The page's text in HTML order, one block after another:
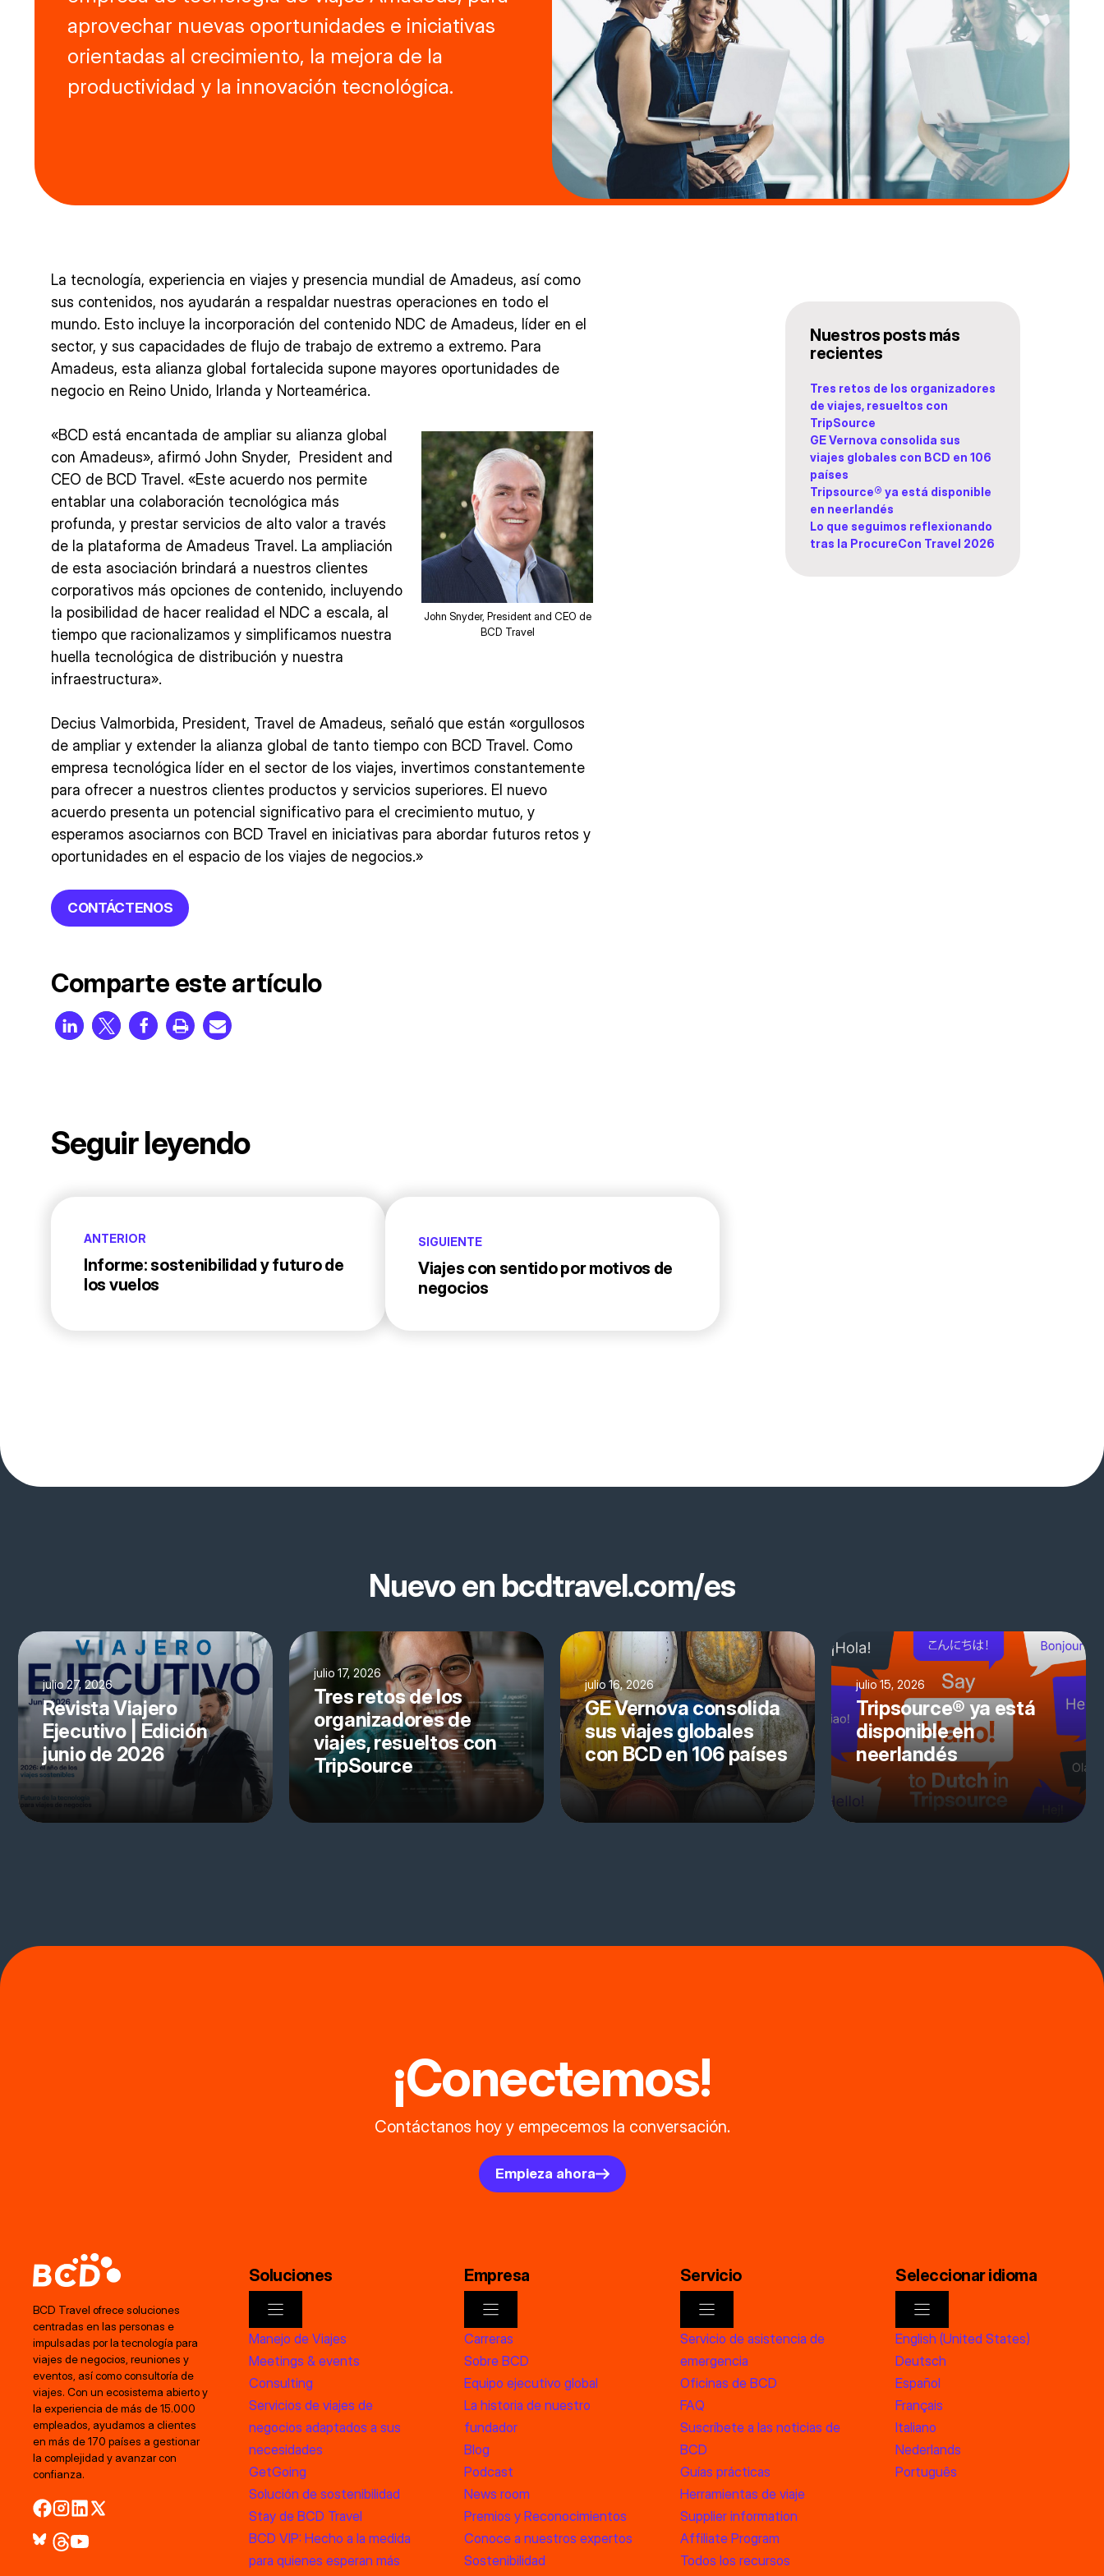
aprovechar nuevas oportunidades e iniciativas
orientadas al crecimiento, la mejora de la
productividad y la innovación tecnológica.
La tecnología, experiencia en viajes y presencia mundial de Amadeus, así como
sus contenidos, nos ayudarán a respaldar nuestras operaciones en todo el
mundo. Esto incluye la incorporación del contenido NDC de Amadeus, líder en el
sector, y sus capacidades de flujo de trabajo de extremo a extremo. Para
Amadeus, esta alianza global fortalecida supone mayores oportunidades de
negocio en Reino Unido, Irlanda y Norteamérica.
John Snyder, President and CEO de
BCD Travel
«BCD está encantada de ampliar su alianza global
con Amadeus», afirmó John Snyder, President and
CEO de BCD Travel. «Este acuerdo nos permite
entablar una colaboración tecnológica más
profunda, y prestar servicios de alto valor a través
de la plataforma de Amadeus Travel. La ampliación
de esta asociación brindará a nuestros clientes
corporativos más opciones de contenido, incluyendo
la posibilidad de hacer realidad el NDC a escala, al
tiempo que racionalizamos y simplificamos nuestra
huella tecnológica de distribución y nuestra
infraestructura».
Decius Valmorbida, President, Travel de Amadeus, señaló que están «orgullosos
de ampliar y extender la alianza global de tanto tiempo con BCD Travel. Como
empresa tecnológica líder en el sector de los viajes, invertimos constantemente
para ofrecer a nuestros clientes productos y servicios superiores. El nuevo
acuerdo presenta un potencial significativo para el crecimiento mutuo, y
esperamos asociarnos con BCD Travel en iniciativas para abordar futuros retos y
oportunidades en el espacio de los viajes de negocios.»
CONTÁCTENOS
Comparte este artículo
Seguir leyendo
ANTERIOR
Informe: sostenibilidad y futuro de
los vuelos
SIGUIENTE
Viajes con sentido por motivos de
negocios
Nuestros posts más
recientes
Tres retos de los organizadores
de viajes, resueltos con
TripSource
GE Vernova consolida sus
viajes globales con BCD en 106
países
Tripsource® ya está disponible
en neerlandés
Lo que seguimos reflexionando
tras la ProcureCon Travel 2026
Nuevo en bcdtravel.com/es
julio 27, 2026
Revista Viajero
Ejecutivo | Edición
junio de 2026
julio 17, 2026
Tres retos de los
organizadores de
viajes, resueltos con
TripSource
julio 16, 2026
GE Vernova consolida
sus viajes globales
con BCD en 106 países
julio 15, 2026
Tripsource® ya está
disponible en
neerlandés
¡Conectemos!
Contáctanos hoy y empecemos la conversación.
Empieza ahora
BCD Travel ofrece soluciones
centradas en las personas e
impulsadas por la tecnología para
viajes de negocios, reuniones y
eventos, así como consultoría de
viajes. Con un ecosistema abierto y
la experiencia de más de 15.000
empleados, ayudamos a clientes
en más de 170 países a gestionar
la complejidad y avanzar con
confianza.
Soluciones
Manejo de Viajes
Meetings & events
Consulting
Servicios de viajes de
negocios adaptados a sus
necesidades
GetGoing
Solución de sostenibilidad
Stay de BCD Travel
BCD VIP: Hecho a la medida
para quienes esperan más
Empresa
Carreras
Sobre BCD
Equipo ejecutivo global
La historia de nuestro
fundador
Blog
Podcast
News room
Premios y Reconocimientos
Conoce a nuestros expertos
Sostenibilidad
Servicio
Servicio de asistencia de
emergencia
Oficinas de BCD
FAQ
Suscríbete a las noticias de
BCD
Guías prácticas
Herramientas de viaje
Supplier information
Affiliate Program
Todos los recursos
Seleccionar idioma
English (United States)
Deutsch
Español
Français
Italiano
Nederlands
Português